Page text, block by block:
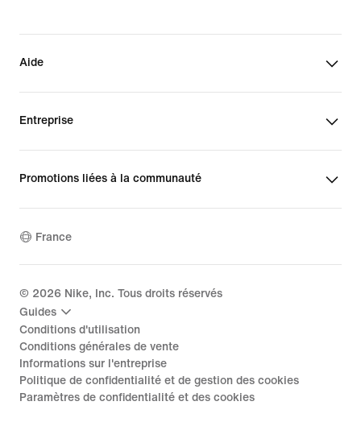
Aide
Entreprise
Promotions liées à la communauté
France
© 2026 Nike, Inc. Tous droits réservés
Guides
Conditions d'utilisation
Conditions générales de vente
Informations sur l'entreprise
Politique de confidentialité et de gestion des cookies
Paramètres de confidentialité et des cookies